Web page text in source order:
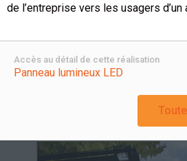
de l’entreprise vers les usagers
Accès au détail de cette réalisation
Panneau lumineux LED